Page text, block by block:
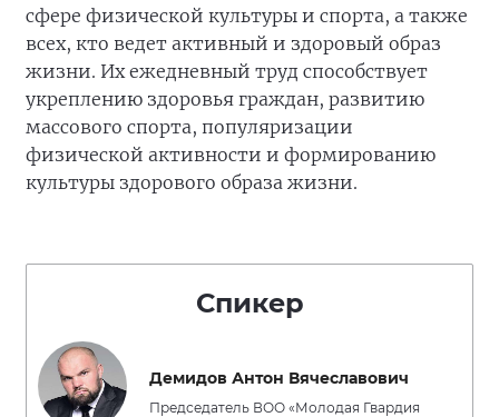
сфере физической культуры и спорта, а также
всех, кто ведет активный и здоровый образ
жизни. Их ежедневный труд способствует
укреплению здоровья граждан, развитию
массового спорта, популяризации
физической активности и формированию
культуры здорового образа жизни.
Спикер
Демидов Антон Вячеславович
Председатель ВОО «Молодая Гвардия